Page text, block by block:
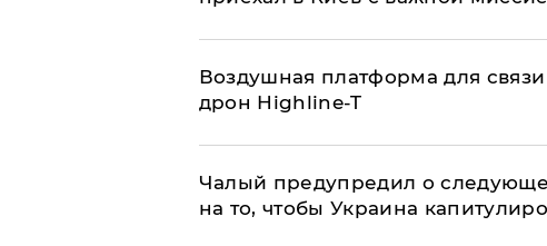
Воздушная платформа для
дрон Highline-T
Чалый предупредил о
на то, чтобы Украина